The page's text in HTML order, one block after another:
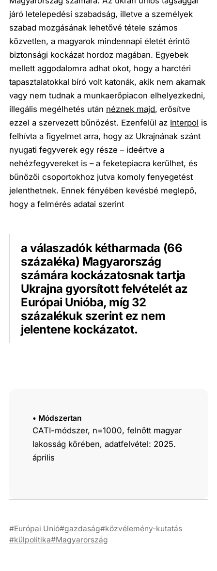
járó letelepedési szabadság, illetve a személyek
szabad mozgásának lehetővé tétele számos
közvetlen, a magyarok mindennapi életét érintő
biztonsági kockázat hordoz magában. Egyebek
mellett aggodalomra adhat okot, hogy a harctéri
tapasztalatokkal bíró volt katonák, akik nem akarnak
vagy nem tudnak a munkaerőpiacon elhelyezkedni,
illegális megélhetés után néznek majd, erősítve
ezzel a szervezett bűnözést. Ezenfelül az Interpol is
felhívta a figyelmet arra, hogy az Ukrajnának szánt
nyugati fegyverek egy része – ideértve a
nehézfegyvereket is – a feketepiacra kerülhet, és
bűnözői csoportokhoz jutva komoly fenyegetést
jelenthetnek. Ennek fényében kevésbé meglepő,
hogy a felmérés adatai szerint
a válaszadók kétharmada (66
százaléka) Magyarország
számára kockázatosnak tartja
Ukrajna gyorsított felvételét az
Európai Unióba, míg 32
százalékuk szerint ez nem
jelentene kockázatot.
• Módszertan
CATI-módszer, n=1000, felnőtt magyar
lakosság körében, adatfelvétel: 2025.
április
Európai Unió gazdaság közvélemény-kutatás
külpolitika Magyarország